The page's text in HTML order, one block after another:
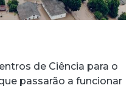
de Ciência para o
passarão a funcionar